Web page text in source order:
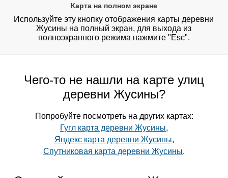
Карта на полном экране
Используйте эту кнопку отображения карты деревни
Жусины на полный экран, для выхода из
полноэкранного режима нажмите "Esc".
Чего-то не нашли на карте улиц
деревни Жусины?
Попробуйте посмотреть на других картах:
Гугл карта деревни Жусины,
Яндекс карта деревни Жусины,
Спутниковая карта деревни Жусины.